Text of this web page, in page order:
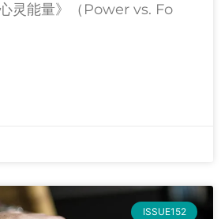
灵能量》（Power vs. Fo
ISSUE152